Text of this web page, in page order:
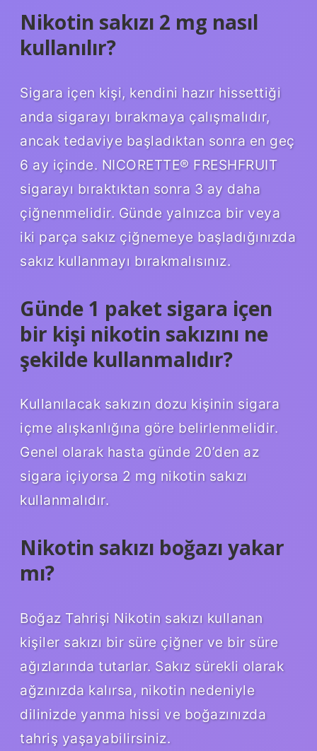
Nikotin sakızı 2 mg nasıl
kullanılır?
Sigara içen kişi, kendini hazır hissettiği
anda sigarayı bırakmaya çalışmalıdır,
ancak tedaviye başladıktan sonra en geç
6 ay içinde. NICORETTE® FRESHFRUIT
sigarayı bıraktıktan sonra 3 ay daha
çiğnenmelidir. Günde yalnızca bir veya
iki parça sakız çiğnemeye başladığınızda
sakız kullanmayı bırakmalısınız.
Günde 1 paket sigara içen
bir kişi nikotin sakızını ne
şekilde kullanmalıdır?
Kullanılacak sakızın dozu kişinin sigara
içme alışkanlığına göre belirlenmelidir.
Genel olarak hasta günde 20’den az
sigara içiyorsa 2 mg nikotin sakızı
kullanmalıdır.
Nikotin sakızı boğazı yakar
mı?
Boğaz Tahrişi Nikotin sakızı kullanan
kişiler sakızı bir süre çiğner ve bir süre
ağızlarında tutarlar. Sakız sürekli olarak
ağzınızda kalırsa, nikotin nedeniyle
dilinizde yanma hissi ve boğazınızda
tahriş yaşayabilirsiniz.